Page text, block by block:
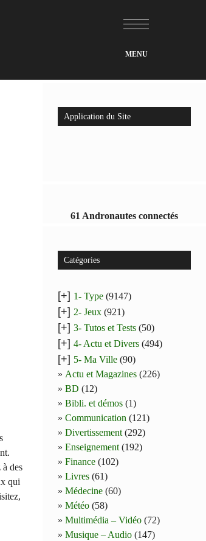
des
qui
Application du Site
61 Andronautes connectés
Catégories
[+] 1- Type (9147)
[+] 2- Jeux (921)
[+] 3- Tutos et Tests (50)
[+] 4- Actu et Divers (494)
[+] 5- Ma Ville (90)
Actu et Magazines (226)
BD (12)
Bibli. et démos (1)
Communication (121)
Divertissement (292)
Enseignement (192)
Finance (102)
Livres (61)
Médecine (60)
Météo (58)
Multimédia – Vidéo (72)
Musique – Audio (147)